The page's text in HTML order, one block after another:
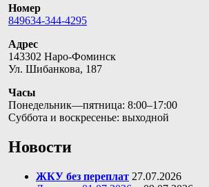
Номер
849634-344-4295
Адрес
143302 Наро-Фоминск
Ул. Шибанкова, 187
Часы
Понедельник—пятница: 8:00–17:00
Суббота и воскресенье: выходной
Новости
ЖКУ без переплат 27.07.2026